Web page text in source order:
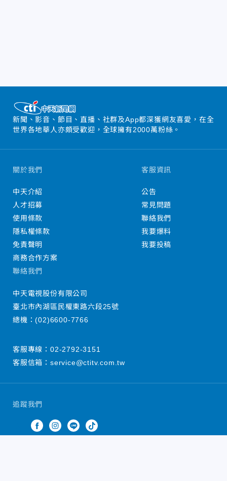
新聞、影音、節目、直播、社群及App都深獲網友喜愛，在全
世界各地華人亦頗受歡迎，全球擁有2000萬粉絲。
追蹤我們
關於我們
中天介紹
人才招募
使用條款
隱私權條款
免責聲明
商務合作方案
客服資訊
公告
常見問題
聯絡我們
我要爆料
我要投稿
聯絡我們
中天電視股份有限公司
臺北市內湖區民權東路六段25號
總機：(02)6600-7766
客服專線： 02-2792-3151
客服信箱： service@ctitv.com.tw